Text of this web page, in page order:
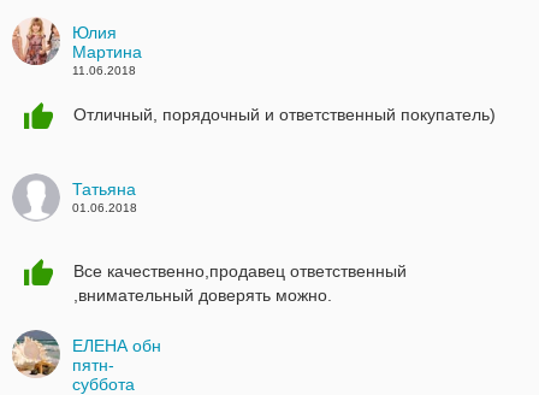
Юлия
Мартина
11.06.2018
Отличный, порядочный и ответственный покупатель)
Татьяна
01.06.2018
Все качественно,продавец ответственный
,внимательный доверять можно.
ЕЛЕНА обн
пятн-
суббота